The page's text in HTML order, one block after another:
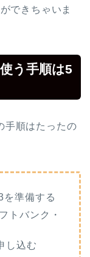
できちゃいま
う手順は5
手順はたったの
準備する
トバンク・
し込む